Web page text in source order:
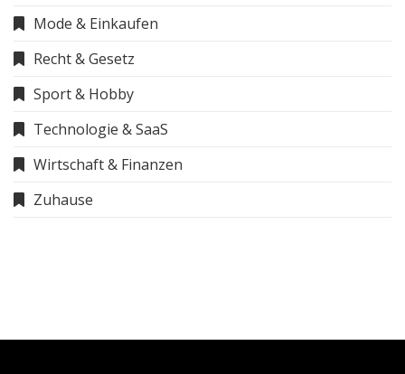
Mode & Einkaufen
Recht & Gesetz
Sport & Hobby
Technologie & SaaS
Wirtschaft & Finanzen
Zuhause